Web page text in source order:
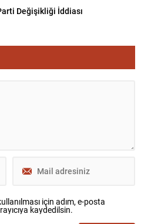
Değişikliği İddiası
için adım, e-posta
kaydedilsin.